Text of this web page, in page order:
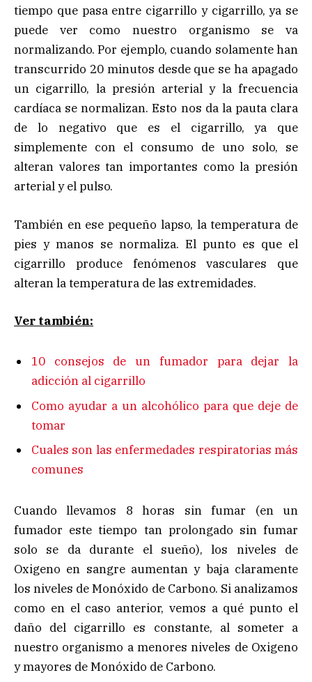
tiempo que pasa entre cigarrillo y cigarrillo, ya se
puede ver como nuestro organismo se va
normalizando. Por ejemplo, cuando solamente han
transcurrido 20 minutos desde que se ha apagado
un cigarrillo, la presión arterial y la frecuencia
cardíaca se normalizan. Esto nos da la pauta clara
de lo negativo que es el cigarrillo, ya que
simplemente con el consumo de uno solo, se
alteran valores tan importantes como la presión
arterial y el pulso.
También en ese pequeño lapso, la temperatura de
pies y manos se normaliza. El punto es que el
cigarrillo produce fenómenos vasculares que
alteran la temperatura de las extremidades.
Ver también:
10 consejos de un fumador para dejar la
adicción al cigarrillo
Como ayudar a un alcohólico para que deje de
tomar
Cuales son las enfermedades respiratorias más
comunes
Cuando llevamos 8 horas sin fumar (en un
fumador este tiempo tan prolongado sin fumar
solo se da durante el sueño), los niveles de
Oxigeno en sangre aumentan y baja claramente
los niveles de Monóxido de Carbono. Si analizamos
como en el caso anterior, vemos a qué punto el
daño del cigarrillo es constante, al someter a
nuestro organismo a menores niveles de Oxigeno
y mayores de Monóxido de Carbono.